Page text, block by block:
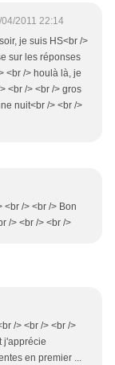
2011 22:14
je suis HS<br />
sur les réponses
<br /> houlà là, je
<br /> <br /> gros
nuit<br /> <br />
<br /> <br /> Bon
/> <br /> <br />
/> <br /> <br />
j'apprécie
en premier ...